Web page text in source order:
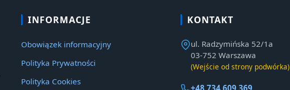
INFORMACJE
Obowiązek informacyjny
Polityka Prywatności
Polityka Cookies
KONTAKT
ul. Radzymińska 52/1a
03-752 Warszawa
(Wejście od strony podwórka)
+48 734 609 369